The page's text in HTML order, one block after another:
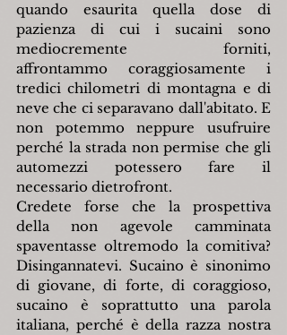
quando esaurita quella dose di
pazienza di cui i sucaini sono
mediocremente forniti,
affrontammo coraggiosamente i
tredici chilometri di montagna e di
neve che ci separavano dall'abitato. E
non potemmo neppure usufruire
perché la strada non permise che gli
automezzi potessero fare il
necessario dietrofront.
Credete forse che la prospettiva
della non agevole camminata
spaventasse oltremodo la comitiva?
Disingannatevi. Sucaino è sinonimo
di giovane, di forte, di coraggioso,
sucaino è soprattutto una parola
italiana, perché è della razza nostra